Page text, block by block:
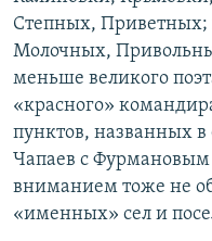
Степных, Приветных;
Молочных,
меньше великого
«красного»
пунктов, названных в
Чапаев с Фурмановым
вниманием тоже не
«именных» сел и